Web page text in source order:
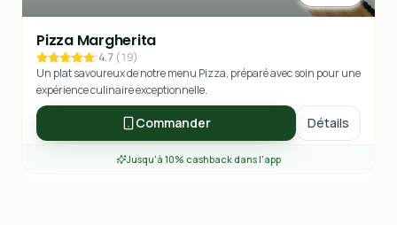
Pizza Margherita
4.7 (19)
Un plat savoureux de notre menu Pizza, préparé avec soin pour une
expérience culinaire exceptionnelle.
Commander Détails
Jusqu'à 10% cashback dans l'app